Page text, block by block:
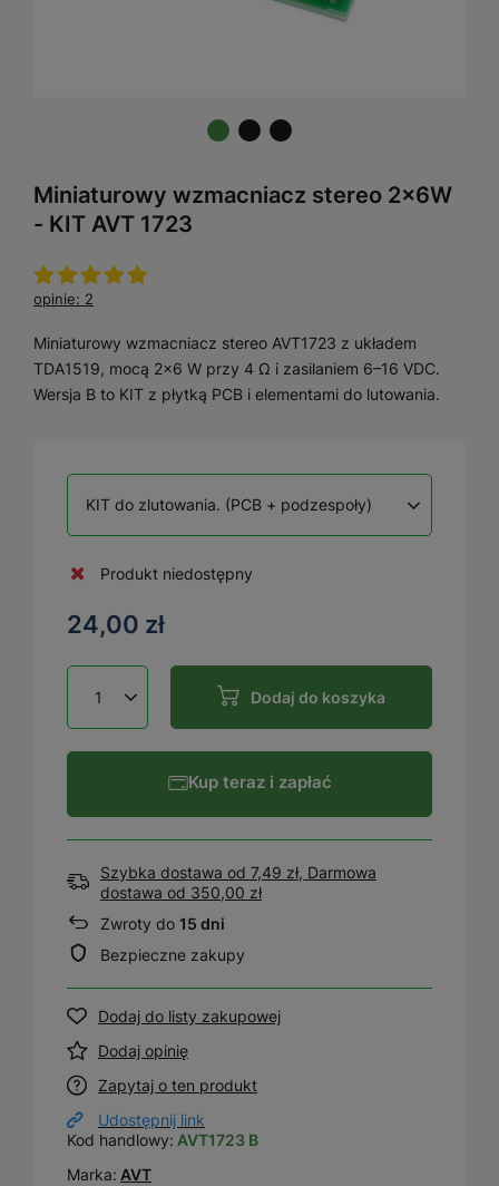
Miniaturowy wzmacniacz stereo 2x6W
- KIT AVT 1723
opinie: 2
Miniaturowy wzmacniacz stereo AVT1723 z układem
TDA1519, mocą 2×6 W przy 4 Ω i zasilaniem 6–16 VDC.
Wersja B to KIT z płytką PCB i elementami do lutowania.
KIT do zlutowania. (PCB + podzespoły)
Produkt niedostępny
24,00 zł
Dodaj do koszyka
Kup teraz i zapłać
Szybka dostawa od 7,49 zł, Darmowa
dostawa od 350,00 zł
Zwroty do 15 dni
Bezpieczne zakupy
Dodaj do listy zakupowej
Dodaj opinię
Zapytaj o ten produkt
Udostępnij link
Kod handlowy: AVT1723 B
Marka: AVT